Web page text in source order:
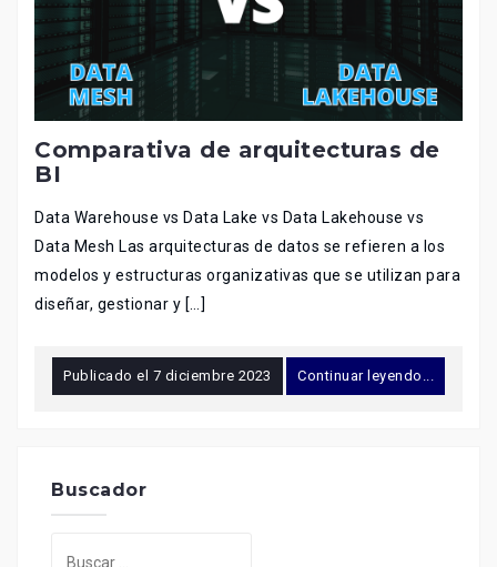
Comparativa de arquitecturas de
BI
Data Warehouse vs Data Lake vs Data Lakehouse vs
Data Mesh Las arquitecturas de datos se refieren a los
modelos y estructuras organizativas que se utilizan para
diseñar, gestionar y […]
Publicado el 7 diciembre 2023 Continuar leyendo...
Buscador